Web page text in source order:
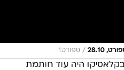
28.10
/ ספורט1
היה עוד חותמת